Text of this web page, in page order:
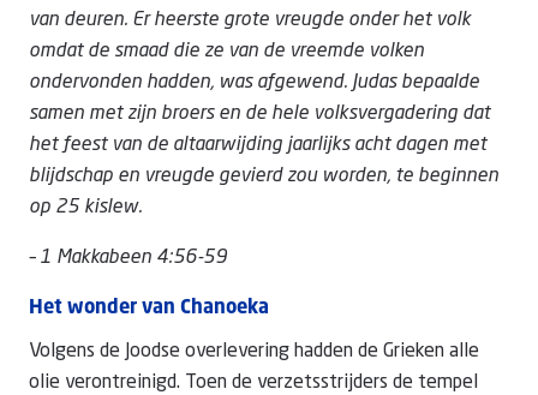
van deuren. Er heerste grote vreugde onder het volk
omdat de smaad die ze van de vreemde volken
ondervonden hadden, was afgewend. Judas bepaalde
samen met zijn broers en de hele volksvergadering dat
het feest van de altaarwijding jaarlijks acht dagen met
blijdschap en vreugde gevierd zou worden, te beginnen
op 25 kislew.
– 1 Makkabeen 4:56-59
Het wonder van Chanoeka
Volgens de Joodse overlevering hadden de Grieken alle
olie verontreinigd. Toen de verzetsstrijders de tempel